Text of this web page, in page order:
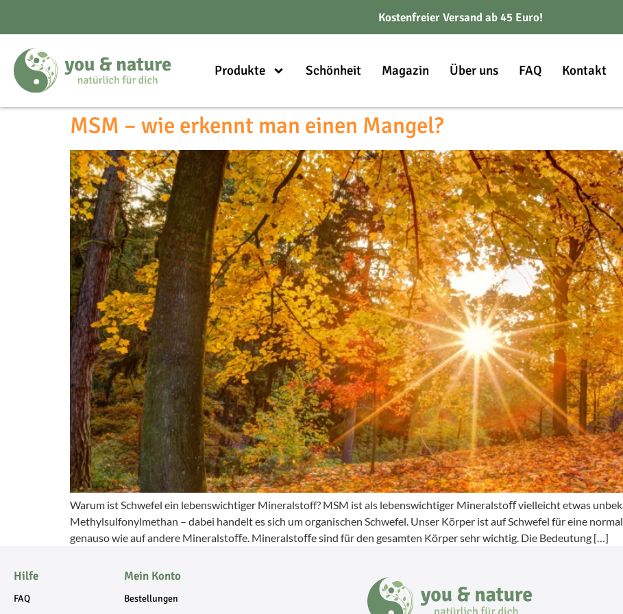
Kostenfreier Versand ab 45 Euro!
Produkte Schönheit Magazin Über uns FAQ Kontakt
MSM – wie erkennt man einen Mangel?
Warum ist Schwefel ein lebenswichtiger Mineralstoff? MSM ist als lebenswichtiger Mineralstoﬀ vielleicht etwas
Methylsulfonylmethan – dabei handelt es sich um organischen Schwefel. Unser Körper ist auf Schwefel für eine
genauso wie auf andere Mineralstoﬀe. Mineralstoﬀe sind für den gesamten Körper sehr wichtig. Die Bedeutung […]
Hilfe
FAQ
Mein Konto
Bestellungen